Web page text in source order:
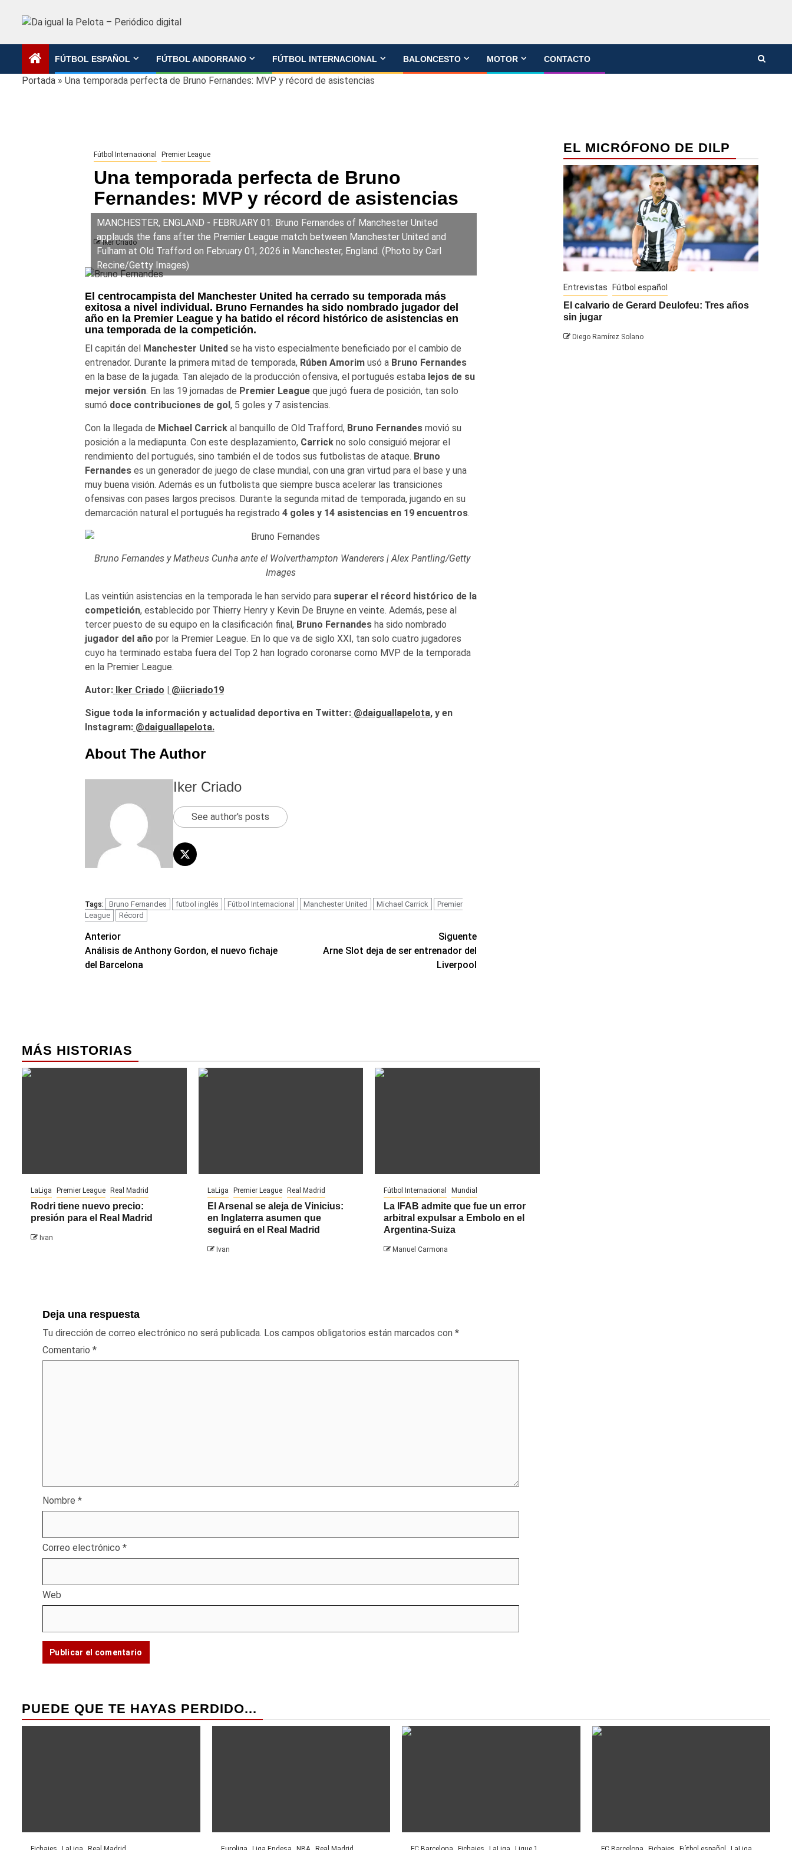
FÚTBOL ESPAÑOL FÚTBOL ANDORRANO FÚTBOL INTERNACIONAL BALONCESTO MOTOR CONTACTO
Portada » Una temporada perfecta de Bruno Fernandes: MVP y récord de asistencias
Fútbol Internacional Premier League
Una temporada perfecta de Bruno
Fernandes: MVP y récord de asistencias
Iker Criado
MANCHESTER, ENGLAND - FEBRUARY 01: Bruno Fernandes of Manchester United
applauds the fans after the Premier League match between Manchester United and
Fulham at Old Trafford on February 01, 2026 in Manchester, England. (Photo by Carl
Recine/Getty Images)
El centrocampista del Manchester United ha cerrado su temporada más
exitosa a nivel individual. Bruno Fernandes ha sido nombrado jugador del
año en la Premier League y ha batido el récord histórico de asistencias en
una temporada de la competición.
El capitán del Manchester United se ha visto especialmente beneficiado por el cambio de
entrenador. Durante la primera mitad de temporada, Rúben Amorimusó a Bruno Fernandes
en la base de la jugada. Tan alejado de la producción ofensiva, el portugués estaba lejos de su
mejor versión. En las 19 jornadas de Premier Leagueque jugó fuera de posición, tan solo
sumó doce contribuciones de gol , 5 goles y 7 asistencias.
Con la llegada de Michael Carrickal banquillo de Old Trafford, Bruno Fernandesmovió su
posición a la mediapunta. Con este desplazamiento, Carrickno solo consiguió mejorar el
rendimiento del portugués, sino también el de todos sus futbolistas de ataque. Bruno
Fernandeses un generador de juego de clase mundial, con una gran virtud para el base y una
muy buena visión. Además es un futbolista que siempre busca acelerar las transiciones
ofensivas con pases largos precisos. Durante la segunda mitad de temporada, jugando en su
demarcación natural el portugués ha registrado 4 goles y 14 asistencias en 19 encuentros.
Bruno Fernandes y Matheus Cunha ante el Wolverthampton Wanderers | Alex Pantling/Getty
Images
Las veintiún asistencias en la temporada le han servido para superar el récord histórico de la
competición, establecido por Thierry Henry y Kevin De Bruyne en veinte. Además, pese al
tercer puesto de su equipo en la clasificación final, Bruno Fernandesha sido nombrado
jugador del año por la Premier League. En lo que va de siglo XXI, tan solo cuatro jugadores
cuyo ha terminado estaba fuera del Top 2 han logrado coronarse como MVP de la temporada
en la Premier League.
Autor: Iker Criado | @iicriado19
Sigue toda la información y actualidad deportiva en Twitter:@daiguallapelota, y en
Instagram:@daiguallapelota.
About The Author
Iker Criado
See author's posts
Tags: Bruno Fernandes futbol inglés Fútbol Internacional Manchester United Michael Carrick
Premier
League
Récord
Navegación
de
Anterior
Análisis de Anthony Gordon, el nuevo fichaje
del Barcelona
Siguente
Arne Slot deja de ser entrenador del
Liverpool
MÁS HISTORIAS
LaLiga Premier League Real Madrid
Rodri tiene nuevo precio:
presión para el Real Madrid
Ivan
LaLiga Premier League Real Madrid
El Arsenal se aleja de Vinicius:
en Inglaterra asumen que
seguirá en el Real Madrid
Ivan
Fútbol Internacional Mundial
La IFAB admite que fue un error
arbitral expulsar a Embolo en el
Argentina-Suiza
Manuel Carmona
Deja una respuesta
Tu dirección de correo electrónico no será publicada. Los campos obligatorios están marcados con *
Comentario *
Nombre *
Correo electrónico *
Web
EL MICRÓFONO DE DILP
Entrevistas Fútbol español
El calvario de Gerard Deulofeu: Tres años
sin jugar
Diego Ramírez Solano
PUEDE QUE TE HAYAS PERDIDO...